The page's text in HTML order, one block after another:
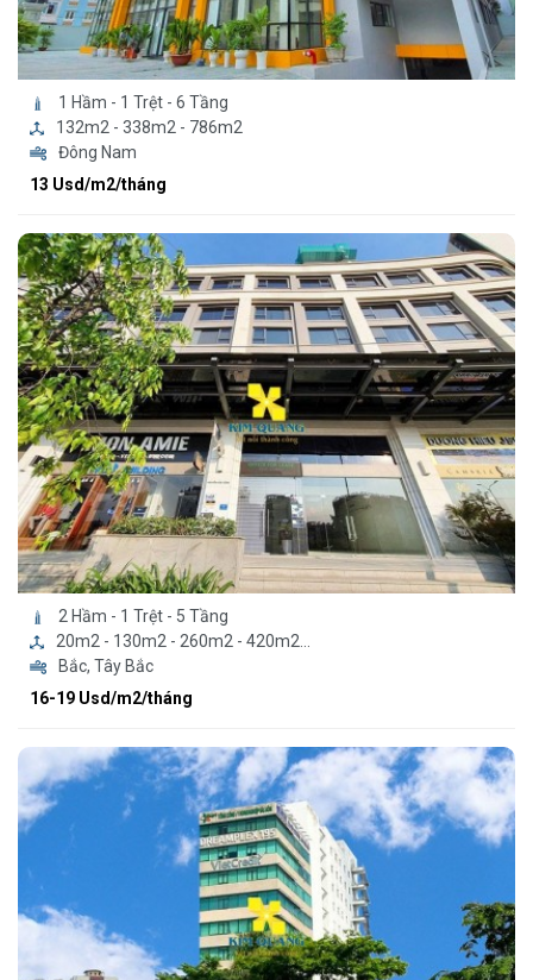
1 Hầm - 1 Trệt - 6 Tầng
132m2 - 338m2 - 786m2
Đông Nam
13 Usd/m2/tháng
2 Hầm - 1 Trệt - 5 Tầng
20m2 - 130m2 - 260m2 - 420m2...
Bắc, Tây Bắc
16-19 Usd/m2/tháng